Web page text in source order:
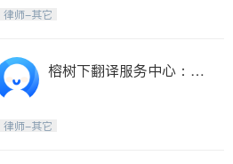
律师-其它
榕树下翻译服务中心：英
律师-其它